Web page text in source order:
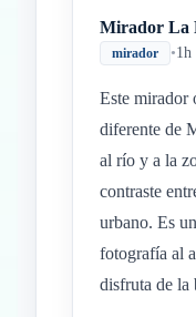
Mirador La
mirador •1h
Este mirador
diferente de
al río y a la
contraste
urbano. Es
fotografía al
disfruta de la